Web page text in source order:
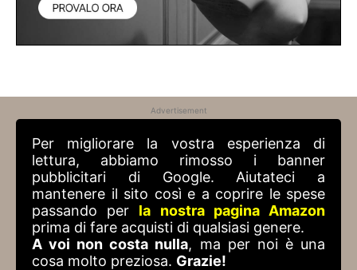
Advertisement
Per migliorare la vostra esperienza di
lettura, abbiamo rimosso i banner
pubblicitari di Google. Aiutateci a
mantenere il sito così e a coprire le spese
passando per la nostra pagina Amazon
prima di fare acquisti di qualsiasi genere.
A voi non costa nulla, ma per noi è una
cosa molto preziosa. Grazie!